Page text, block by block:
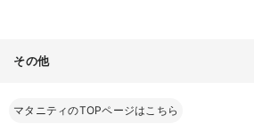
その他
マタニティのTOPページはこちら